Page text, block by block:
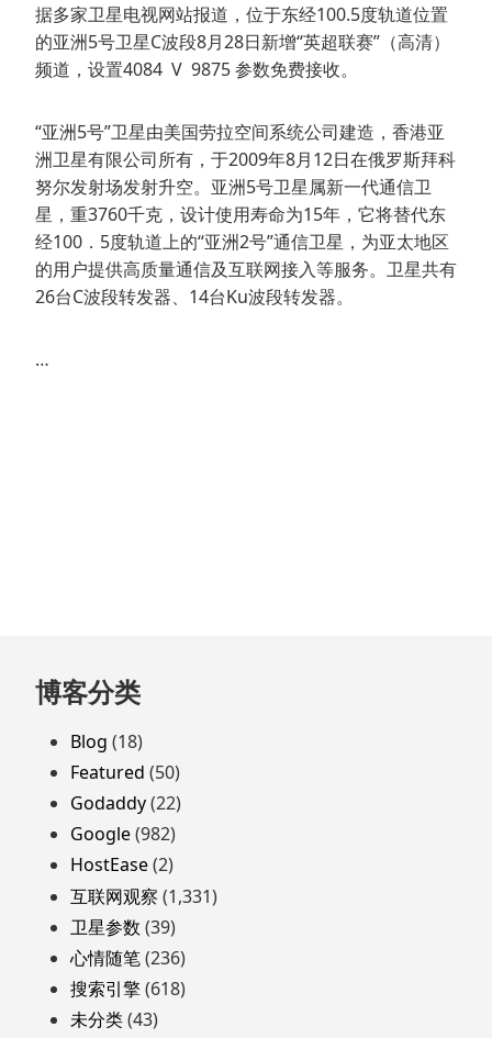
据多家卫星电视网站报道，位于东经100.5度轨道位置
的亚洲5号卫星C波段8月28日新增“英超联赛”（高清）
频道，设置4084 V 9875 参数免费接收。
“亚洲5号”卫星由美国劳拉空间系统公司建造，香港亚
洲卫星有限公司所有，于2009年8月12日在俄罗斯拜科
努尔发射场发射升空。亚洲5号卫星属新一代通信卫
星，重3760千克，设计使用寿命为15年，它将替代东
经100．5度轨道上的“亚洲2号”通信卫星，为亚太地区
的用户提供高质量通信及互联网接入等服务。卫星共有
26台C波段转发器、14台Ku波段转发器。
…
跳
至
页
脚
博客分类
Blog (18)
Featured (50)
Godaddy(22)
Google(982)
HostEase(2)
互联网观察 (1,331)
卫星参数 (39)
心情随笔(236)
搜索引擎(618)
未分类(43)